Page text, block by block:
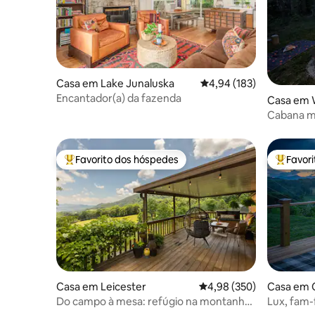
Casa em Lake Junaluska Classificação média de
4,94 (183)
Encantador(a) da fazenda
Casa em
Cabana
Favoritos dos hóspedes mais apreciados
Favorito dos hóspedes
Casa em Leicester Classificação média de
4,98 (350)
Do campo à mesa: refúgio na montanha
Casa em
Lux,